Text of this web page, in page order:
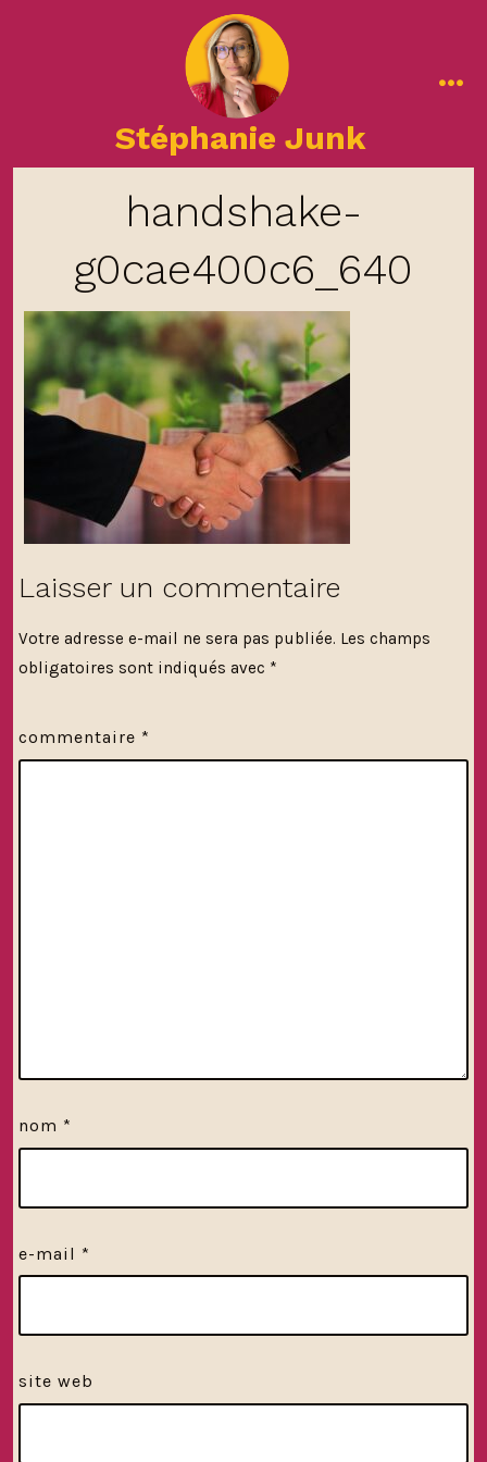
Stéphanie Junk
handshake-
g0cae400c6_640
Laisser un commentaire
Votre adresse e-mail ne sera pas publiée. Les champs
obligatoires sont indiqués avec *
commentaire *
nom *
e-mail *
site web